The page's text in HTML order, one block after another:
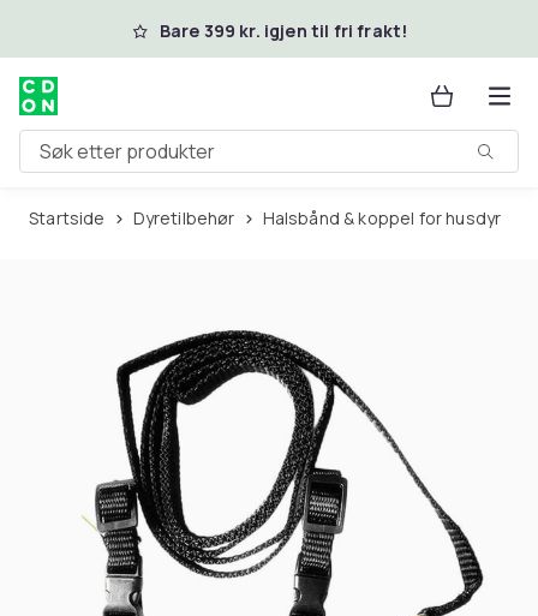
Hopp til hovedinnholdBare 399 kr. igjen til fri frakt!
Søk etter produkter
Startside Dyretilbehør Halsbånd & koppel for husdyr